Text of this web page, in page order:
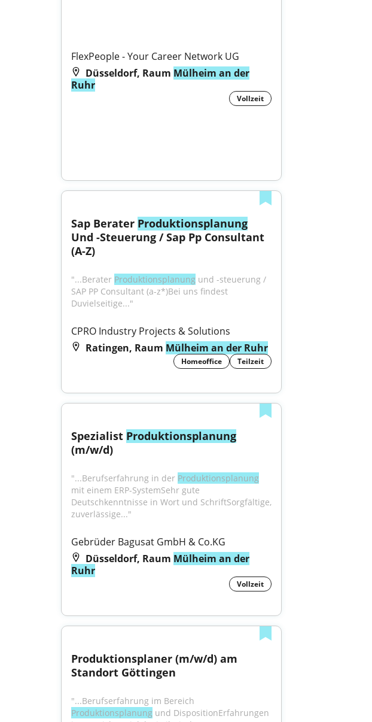
FlexPeople - Your Career Network UG
Düsseldorf, Raum Mülheim an der
Ruhr
Vollzeit
Sap Berater Produktionsplanung
Und -Steuerung / Sap Pp Consultant
(A-Z)
"...Berater Produktionsplanung und -steuerung /
SAP PP Consultant (a-z*)Bei uns findest
Duvielseitige..."
CPRO Industry Projects & Solutions
Ratingen, Raum Mülheim an der Ruhr
Homeoffice Teilzeit
Spezialist Produktionsplanung
(m/w/d)
"...Berufserfahrung in der Produktionsplanung
mit einem ERP-SystemSehr gute
Deutschkenntnisse in Wort und SchriftSorgfältige,
zuverlässige..."
Gebrüder Bagusat GmbH & Co.KG
Düsseldorf, Raum Mülheim an der
Ruhr
Vollzeit
Produktionsplaner (m/w/d) am
Standort Göttingen
Produktionsplanung und DispositionErfahrungen